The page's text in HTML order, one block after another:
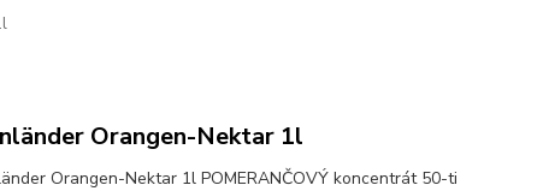
Orangen-Nektar 1l
Orangen-Nektar 1l POMERANČOVÝ koncentrát 50-ti